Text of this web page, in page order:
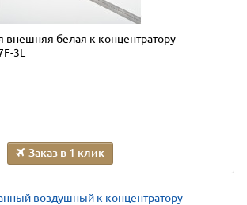
внешняя белая к концентратору
3L
Заказ в 1 клик
воздушный к концентратору